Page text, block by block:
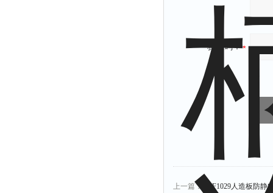
验证码：
上一篇：
LT-F1029人造板防